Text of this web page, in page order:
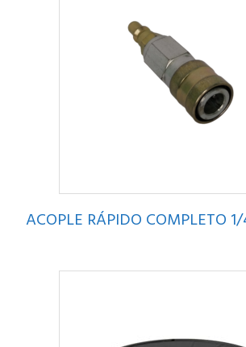
ACOPLE RÁPIDO COMPLETO